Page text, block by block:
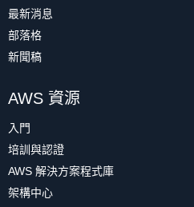
最新消息
部落格
新聞稿
AWS 資源
入門
培訓與認證
AWS 解決方案程式庫
架構中心